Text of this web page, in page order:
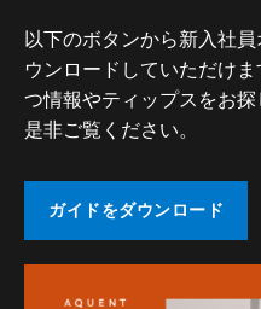
以下のボタンから新入社
ウンロードしていただけ
つ情報やティップスをお
是非ご覧ください。
ガイドをダウンロード